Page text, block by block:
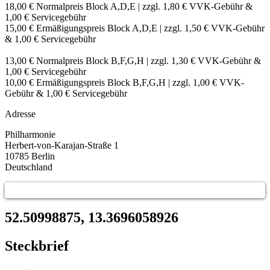
18,00 € Normalpreis Block A,D,E | zzgl. 1,80 € VVK-Gebühr &
1,00 € Servicegebühr
15,00 € Ermäßigungspreis Block A,D,E | zzgl. 1,50 € VVK-Gebühr
& 1,00 € Servicegebühr
13,00 € Normalpreis Block B,F,G,H | zzgl. 1,30 € VVK-Gebühr &
1,00 € Servicegebühr
10,00 € Ermäßigungspreis Block B,F,G,H | zzgl. 1,00 € VVK-
Gebühr & 1,00 € Servicegebühr
Adresse
Philharmonie
Herbert-von-Karajan-Straße 1
10785 Berlin
Deutschland
52.50998875, 13.3696058926
Steckbrief